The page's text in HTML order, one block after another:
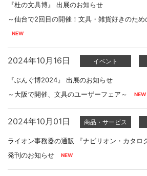
『杜の文具博』 出展のお知らせ
～仙台で2回目の開催！文具・雑貨好きのた
2024年10月16日 イベント
『ぶんぐ博2024』 出展のお知らせ
～大阪で開催、文具のユーザーフェア～
2024年10月01日 商品・サービス
ライオン事務器の通販 『ナビリオン・カタロ
発刊のお知らせ